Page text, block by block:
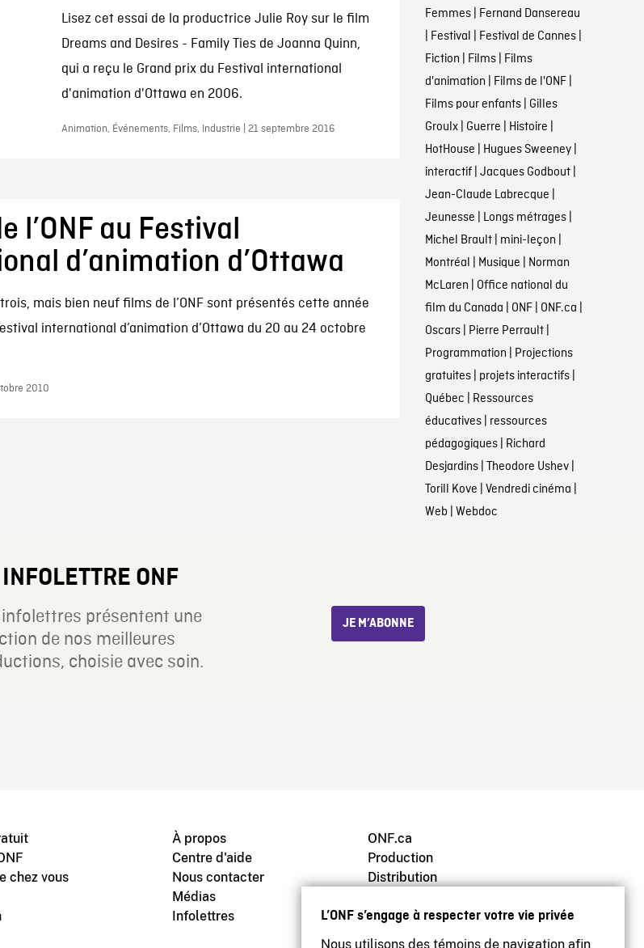
L’ONF s’engage à respecter votre vie privée
Nous utilisons des témoins de navigation afin
Lisez cet essai de la productrice Julie Roy sur le film
Dreams and Desires - Family Ties de Joanna Quinn,
qui a reçu le Grand prix du Festival international
d'animation d'Ottawa en 2006.
Animation, Événements, Films, Industrie | 21 septembre 2016
l’ONF au Festival
d’animation d’Ottawa
mais bien neuf films de l’ONF sont présentés cette année
international d’animation d’Ottawa du 20 au 24 octobre
2010
Femmes| Fernand Dansereau
| Festival | Festival de Cannes|
Fiction | Films| Films
d'animation | Films de l'ONF|
Films pour enfants| Gilles
Groulx| Guerre | Histoire |
HotHouse | Hugues Sweeney|
interactif| Jacques Godbout|
Jean-Claude Labrecque |
Jeunesse | Longs métrages|
Michel Brault| mini-leçon |
Montréal | Musique | Norman
McLaren | Office national du
film du Canada | ONF| ONF.ca |
Oscars| Pierre Perrault|
Programmation | Projections
gratuites| projets interactifs|
Québec | Ressources
éducatives| ressources
pédagogiques| Richard
Desjardins| Theodore Ushev|
Torill Kove | Vendredi cinéma |
Web | Webdoc
INFOLETTRE ONF
infolettres présentent une
de nos meilleures
choisie avec soin.
JE M’ABONNE
chez vous
À propos
Centre d'aide
Nous contacter
Médias
Infolettres
ONF.ca
Production
Distribution
Archives